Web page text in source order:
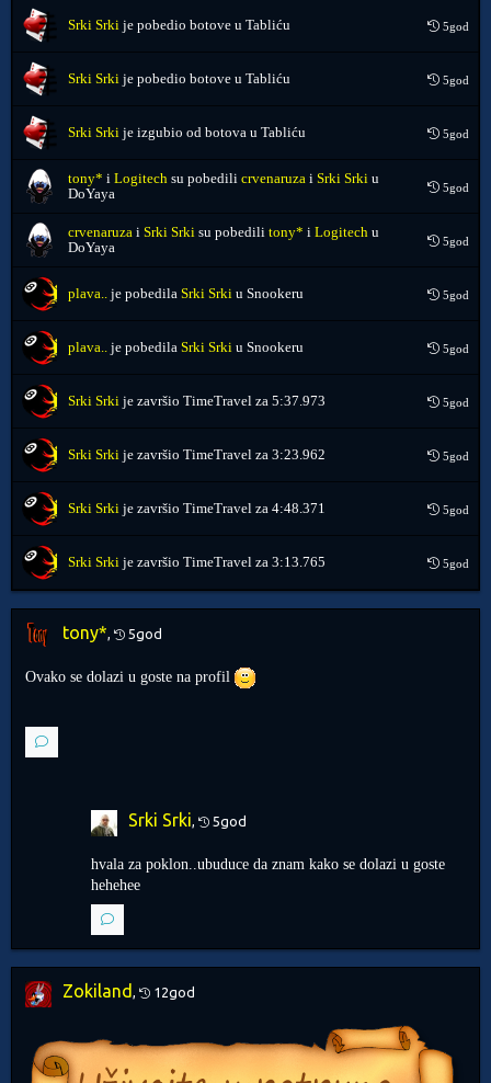
Srki Srki je pobedio botove u Tabliću 5god
Srki Srki je pobedio botove u Tabliću 5god
Srki Srki je izgubio od botova u Tabliću 5god
tony* i Logitech su pobedili crvenaruza i Srki Srki u
DoYaya
5god
crvenaruza i Srki Srki su pobedili tony* i Logitech u
DoYaya
5god
plava.. je pobedila Srki Srki u Snookeru 5god
plava.. je pobedila Srki Srki u Snookeru 5god
Srki Srki je završio TimeTravel za 5:37.973 5god
Srki Srki je završio TimeTravel za 3:23.962 5god
Srki Srki je završio TimeTravel za 4:48.371 5god
Srki Srki je završio TimeTravel za 3:13.765 5god
tony*, 5god
Ovako se dolazi u goste na profil
Srki Srki, 5god
hvala za poklon..ubuduce da znam kako se dolazi u goste
hehehee
Zokiland , 12god